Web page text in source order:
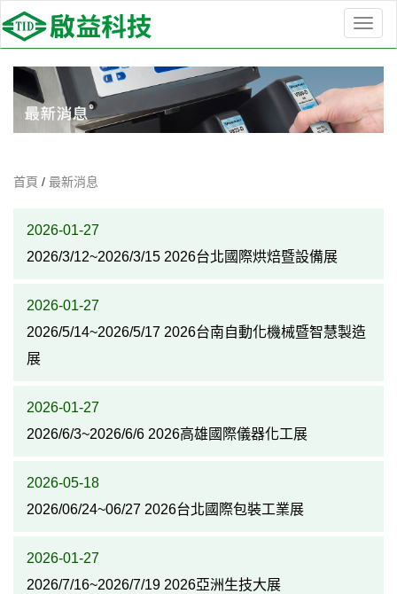
選
切
換
首頁 / 最新消息
2026-01-27
2026/3/12~2026/3/15 2026台北國際烘焙暨設備展
2026-01-27
2026/5/14~2026/5/17 2026台南自動化機械暨智慧製造
展
2026-01-27
2026/6/3~2026/6/6 2026高雄國際儀器化工展
2026-05-18
2026/06/24~06/27 2026台北國際包裝工業展
2026-01-27
2026/7/16~2026/7/19 2026亞洲生技大展